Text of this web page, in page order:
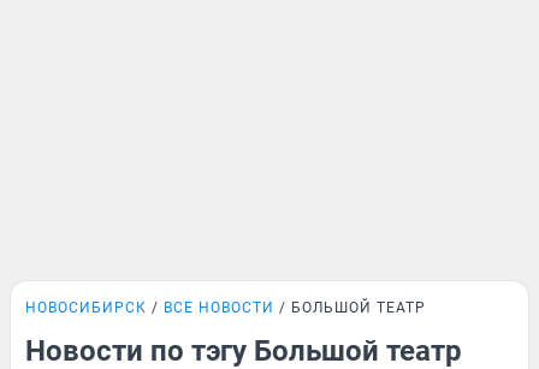
НОВОСИБИРСК ВСЕ НОВОСТИ БОЛЬШОЙ ТЕАТР
Новости по тэгу Большой театр